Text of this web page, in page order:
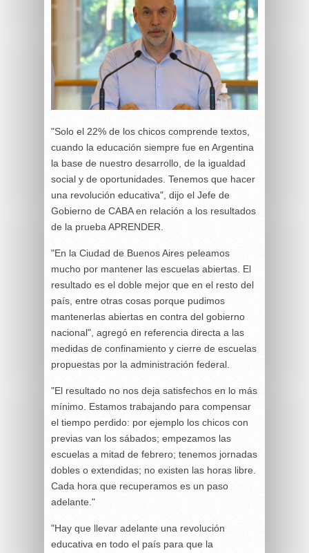
"Solo el 22% de los chicos comprende textos,
cuando la educación siempre fue en Argentina
la base de nuestro desarrollo, de la igualdad
social y de oportunidades. Tenemos que hacer
una revolución educativa", dijo el Jefe de
Gobierno de CABA en relación a los resultados
de la prueba APRENDER.
"En la Ciudad de Buenos Aires peleamos
mucho por mantener las escuelas abiertas. El
resultado es el doble mejor que en el resto del
país, entre otras cosas porque pudimos
mantenerlas abiertas en contra del gobierno
nacional", agregó en referencia directa a las
medidas de confinamiento y cierre de escuelas
propuestas por la administración federal.
"El resultado no nos deja satisfechos en lo más
mínimo. Estamos trabajando para compensar
el tiempo perdido: por ejemplo los chicos con
previas van los sábados; empezamos las
escuelas a mitad de febrero; tenemos jornadas
dobles o extendidas; no existen las horas libre.
Cada hora que recuperamos es un paso
adelante."
"Hay que llevar adelante una revolución
educativa en todo el país para que la